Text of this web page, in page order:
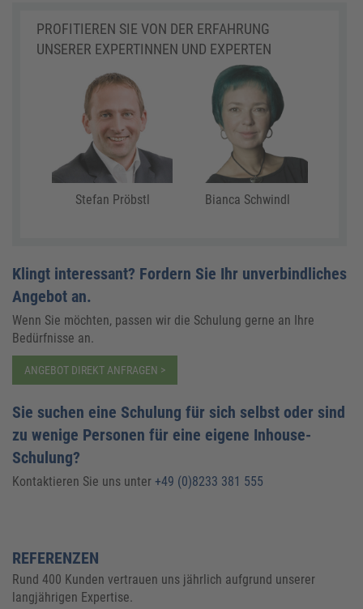
PROFITIEREN SIE VON DER ERFAHRUNG
UNSERER EXPERTINNEN UND EXPERTEN
Stefan Pröbstl Bianca Schwindl
Klingt interessant? Fordern Sie Ihr unverbindliches
Angebot an.
Wenn Sie möchten, passen wir die Schulung gerne an Ihre
Bedürfnisse an.
ANGEBOT DIREKT ANFRAGEN >
Sie suchen eine Schulung für sich selbst oder sind
zu wenige Personen für eine eigene Inhouse-
Schulung?
Kontaktieren Sie uns unter +49 (0)8233 381 555
REFERENZEN
Rund 400 Kunden vertrauen uns jährlich aufgrund unserer
langjährigen Expertise.